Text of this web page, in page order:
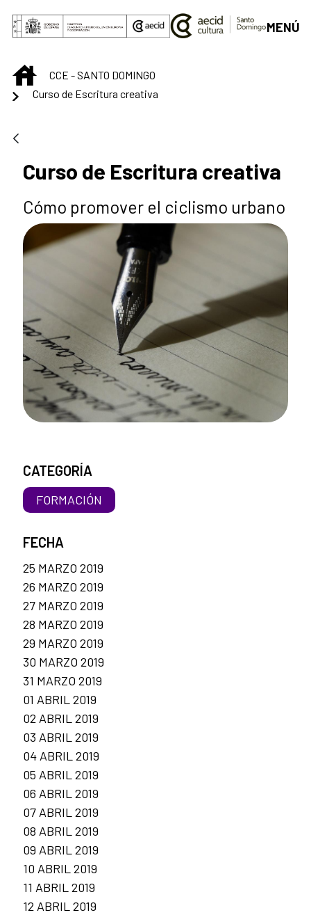
Saltar al contenido principal
MENÚ
INICIOCCE - SANTO DOMINGO
Curso de Escritura creativa
Curso de Escritura creativa
Cómo promover el ciclismo urbano
CATEGORÍA
FORMACIÓN
FECHA
25 MARZO 2019
26 MARZO 2019
27 MARZO 2019
28 MARZO 2019
29 MARZO 2019
30 MARZO 2019
31 MARZO 2019
01 ABRIL 2019
02 ABRIL 2019
03 ABRIL 2019
04 ABRIL 2019
05 ABRIL 2019
06 ABRIL 2019
07 ABRIL 2019
08 ABRIL 2019
09 ABRIL 2019
10 ABRIL 2019
11 ABRIL 2019
12 ABRIL 2019